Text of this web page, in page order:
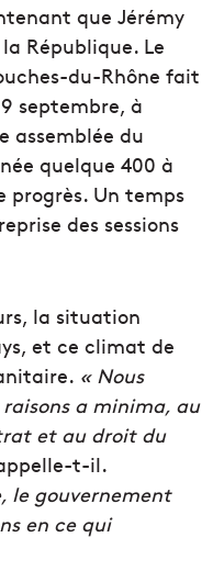
que Jérémy
République. Le
du-Rhône fait
septembre, à
assemblée du
quelque 400 à
progrès. Un temps
des sessions
la situation
et ce climat de
« Nous
a minima, au
et au droit du
t-il.
le gouvernement
en ce qui